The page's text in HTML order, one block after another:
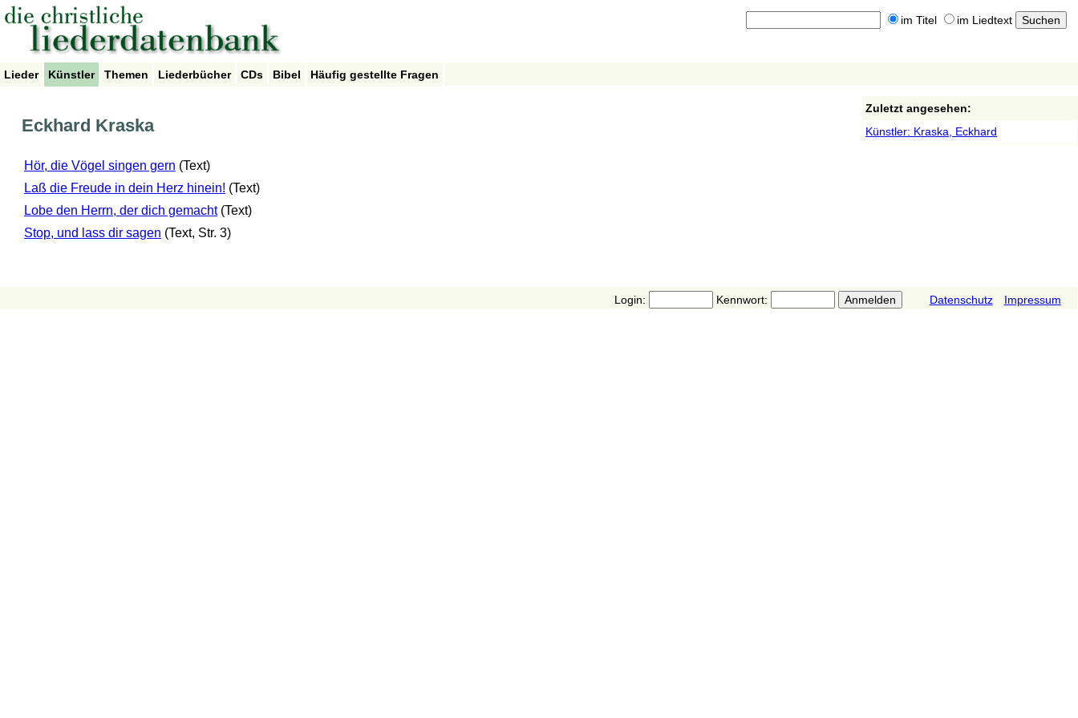
im Titel im Liedtext
Lieder Künstler Themen Liederbücher CDs Bibel Häufig gestellte Fragen
Eckhard Kraska
Hör, die Vögel singen gern (Text)
Laß die Freude in dein Herz hinein! (Text)
Lobe den Herrn, der dich gemacht (Text)
Stop, und lass dir sagen (Text, Str. 3)
Zuletzt angesehen:
Künstler: Kraska, Eckhard
Login: Kennwort: Datenschutz Impressum